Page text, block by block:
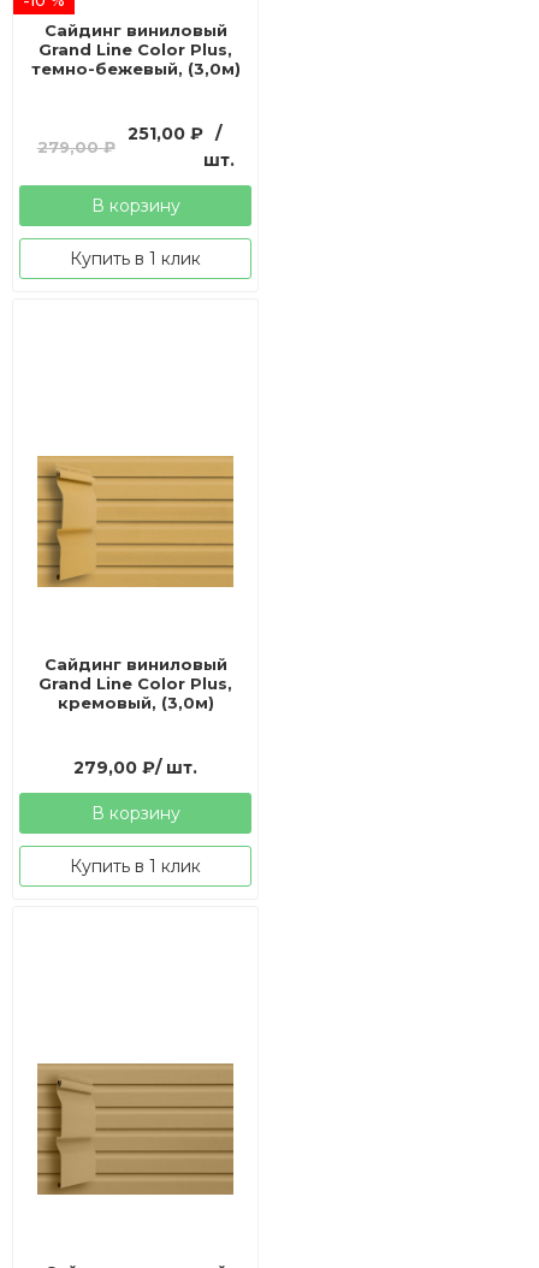
Сайдинг виниловый
Grand Line Color Plus,
темно-бежевый, (3,0м)
279,00₽
Первоначальная
составляла
279,00 ₽.
251,00 ₽
Текущая
251,00 ₽.
/
шт.
В корзину
Купить в 1 клик
Сайдинг виниловый
Grand Line Color Plus,
кремовый, (3,0м)
279,00₽/ шт.
В корзину
Купить в 1 клик